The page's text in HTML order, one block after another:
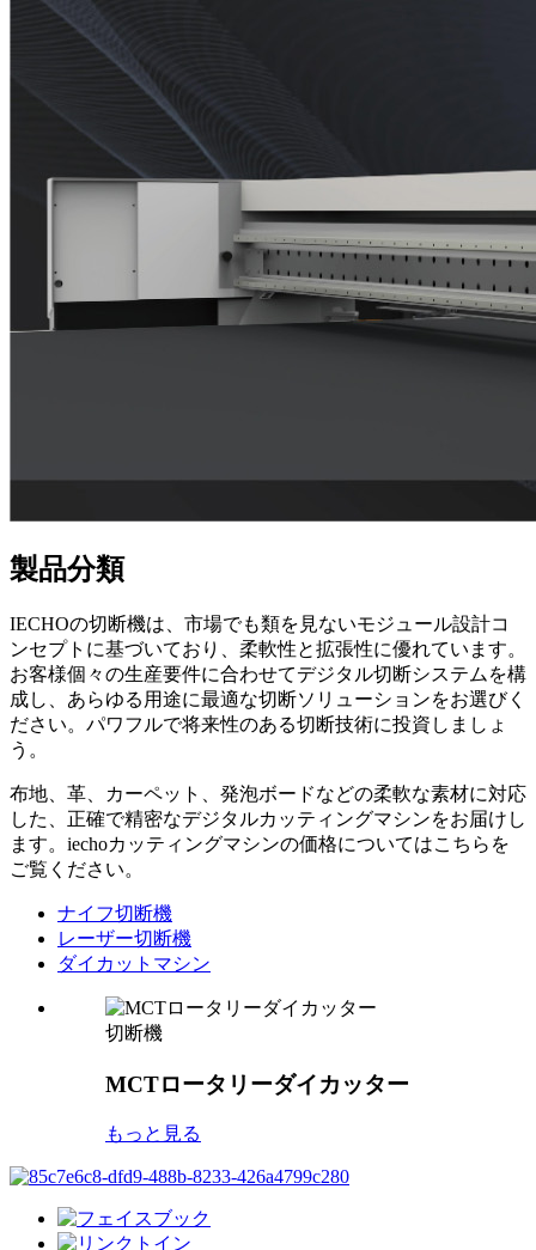
製品分類
IECHOの切断機は、市場でも類を見ないモジュール設計コ
ンセプトに基づいており、柔軟性と拡張性に優れています。
お客様個々の生産要件に合わせてデジタル切断システムを構
成し、あらゆる用途に最適な切断ソリューションをお選びく
ださい。パワフルで将来性のある切断技術に投資しましょ
う。
布地、革、カーペット、発泡ボードなどの柔軟な素材に対応
した、正確で精密なデジタルカッティングマシンをお届けし
ます。iechoカッティングマシンの価格についてはこちらを
ご覧ください。
ナイフ切断機
レーザー切断機
ダイカットマシン
切断機
MCTロータリーダイカッター
もっと見る